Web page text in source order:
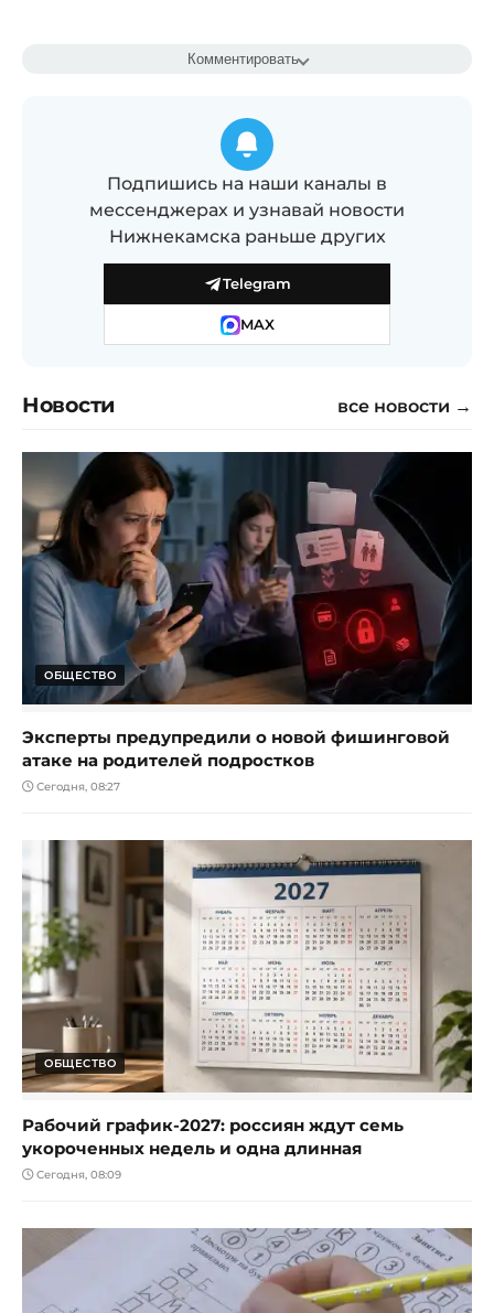
Комментировать
Подпишись на наши каналы в
мессенджерах и узнавай новости
Нижнекамска раньше других
Telegram
MAX
Новости все новости →
ОБЩЕСТВО
Эксперты предупредили о новой фишинговой
атаке на родителей подростков
Сегодня, 08:27
ОБЩЕСТВО
Рабочий график-2027: россиян ждут семь
укороченных недель и одна длинная
Сегодня, 08:09